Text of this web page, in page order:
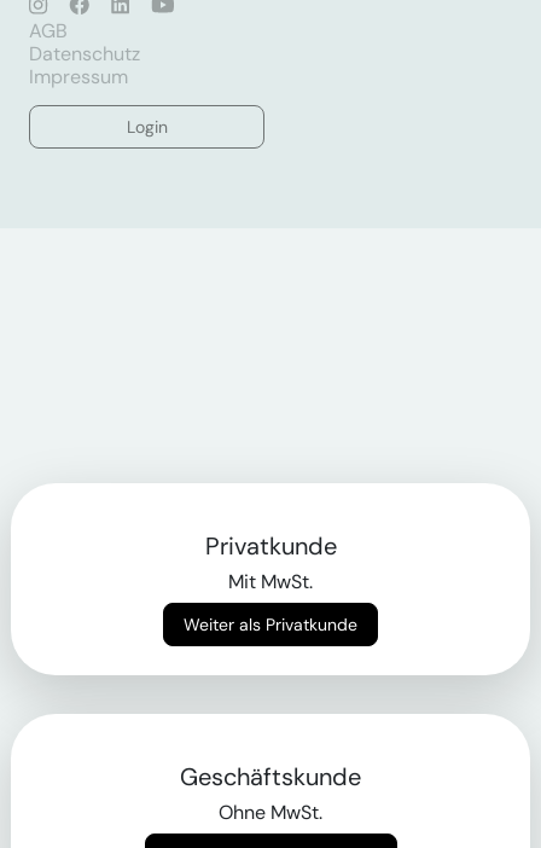
AGB
Datenschutz
Impressum
Login
Privatkunde
Mit MwSt.
Weiter als Privatkunde
Geschäftskunde
Ohne MwSt.